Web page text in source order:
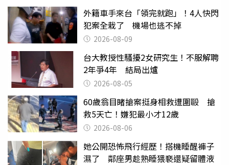
外籍車手來台「領完就跑」！4人快閃
犯案全栽了 機場也逃不掉
2026-08-09
台大教授性騷擾2女研究生！不服解聘
2年爭4年 結局出爐
2026-08-05
60歲翁目睹搶案挺身相救遭圍毆 搶
救5天亡！嫌犯最小才12歲
2026-08-06
她公開恐怖飛行經歷！搭機睡醒褲子
濕了 鄰座男趁熟睡猥褻還疑留體液